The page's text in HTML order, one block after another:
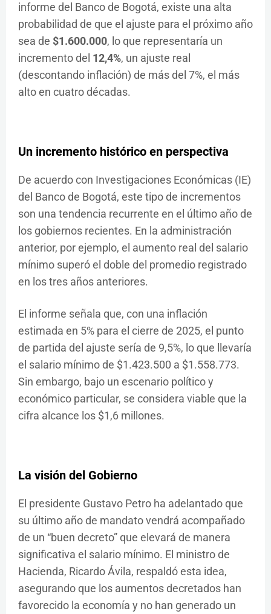
informe del Banco de Bogotá, existe una alta
probabilidad de que el ajuste para el próximo año
sea de $1.600.000, lo que representaría un
incremento del 12,4%, un ajuste real
(descontando inflación) de más del 7%, el más
alto en cuatro décadas.
Un incremento histórico en perspectiva
De acuerdo con Investigaciones Económicas (IE)
del Banco de Bogotá, este tipo de incrementos
son una tendencia recurrente en el último año de
los gobiernos recientes. En la administración
anterior, por ejemplo, el aumento real del salario
mínimo superó el doble del promedio registrado
en los tres años anteriores.
El informe señala que, con una inflación
estimada en 5% para el cierre de 2025, el punto
de partida del ajuste sería de 9,5%, lo que llevaría
el salario mínimo de $1.423.500 a $1.558.773.
Sin embargo, bajo un escenario político y
económico particular, se considera viable que la
cifra alcance los $1,6 millones.
La visión del Gobierno
El presidente Gustavo Petro ha adelantado que
su último año de mandato vendrá acompañado
de un “buen decreto” que elevará de manera
significativa el salario mínimo. El ministro de
Hacienda, Ricardo Ávila, respaldó esta idea,
asegurando que los aumentos decretados han
favorecido la economía y no han generado un